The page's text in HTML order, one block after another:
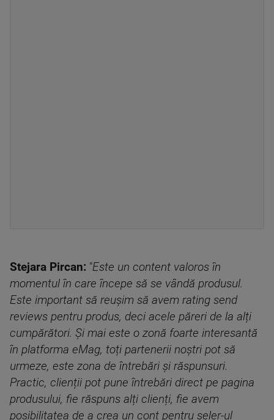
Stejara Pircan: "Este un content valoros în
momentul în care începe să se vândă produsul.
Este important să reușim să avem rating send
reviews pentru produs, deci acele păreri de la alți
cumpărători. Și mai este o zonă foarte interesantă
în platforma eMag, toți partenerii noștri pot să
urmeze, este zona de întrebări și răspunsuri.
Practic, clienții pot pune întrebări direct pe pagina
produsului, fie răspuns alți clienți, fie avem
posibilitatea de a crea un cont pentru seler-ul